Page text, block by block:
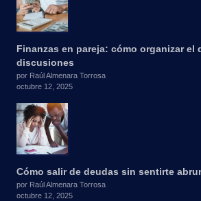
Finanzas en pareja: cómo organizar el
discusiones
por Raúl Almenara Torrosa
octubre 12, 2025
Cómo salir de deudas sin sentirte
por Raúl Almenara Torrosa
octubre 12, 2025